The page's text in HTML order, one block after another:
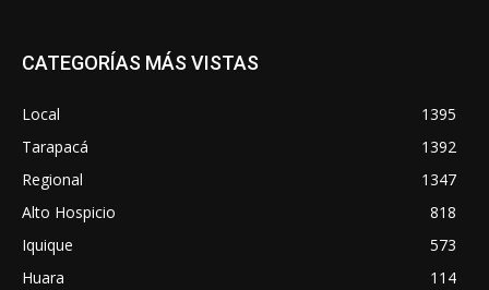
CATEGORÍAS MÁS VISTAS
Local
1395
Tarapacá
1392
Regional
1347
Alto Hospicio
818
Iquique
573
Huara
114